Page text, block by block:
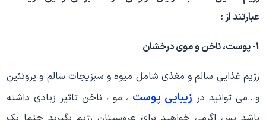
عبارتند از :
1- پوست، ناخن و موی درخشان
رژیم غذایی سالم و مغذی شامل میوه و سبزیجات سالم و پروتئین
و…می توانید در زیبایی پوست ، مو ، ناخن تاثیر زیادی داشته